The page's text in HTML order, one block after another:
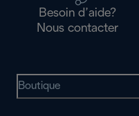
Besoin d’aide?
Nous contacter
Boutique